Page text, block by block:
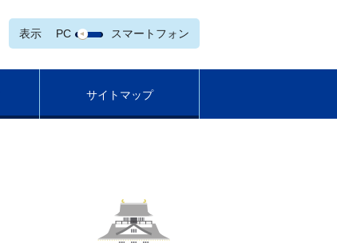
表示 PC スマートフォン
サイトマップ